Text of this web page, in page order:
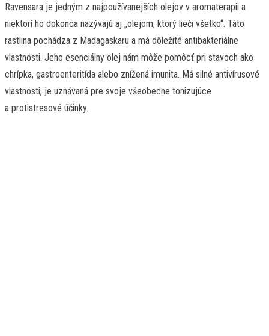
Ravensara je jedným z najpoužívanejších olejov v aromaterapii a
niektorí ho dokonca nazývajú aj „olejom, ktorý lieči všetko“. Táto
rastlina pochádza z Madagaskaru a má dôležité antibakteriálne
vlastnosti. Jeho esenciálny olej nám môže pomôcť pri stavoch ako
chrípka, gastroenteritída alebo znížená imunita. Má silné antivírusové
vlastnosti, je uznávaná pre svoje všeobecne tonizujúce
a protistresové účinky.